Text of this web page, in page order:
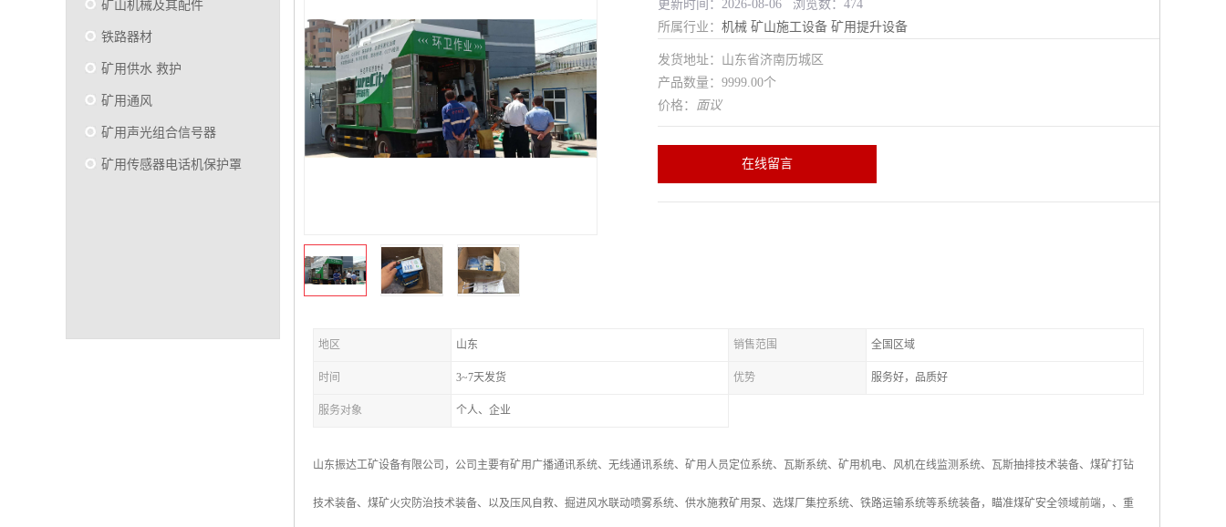
矿山机械及其配件
铁路器材
矿用供水 救护
矿用通风
矿用声光组合信号器
矿用传感器电话机保护罩
更新时间：2026-08-06 浏览数：474
所属行业： 机械 矿山施工设备 矿用提升设备
发货地址：山东省济南历城区
产品数量：9999.00个
价格： 面议
在线留言
地区 山东 销售范围 全国区域
时间 3~7天发货 优势 服务好，品质好
服务对象 个人、企业
山东振达工矿设备有限公司，公司主要有矿用广播通讯系统、无线通讯系统、矿用人员定位系统、瓦斯系统、矿用机电、风机在线监测系统、瓦斯抽排技术装备、煤矿打钻
技术装备、煤矿火灾防治技术装备、以及压风自救、掘进风水联动喷雾系统、供水施救矿用泵、选煤厂集控系统、铁路运输系统等系统装备，瞄准煤矿安全领域前端，、重